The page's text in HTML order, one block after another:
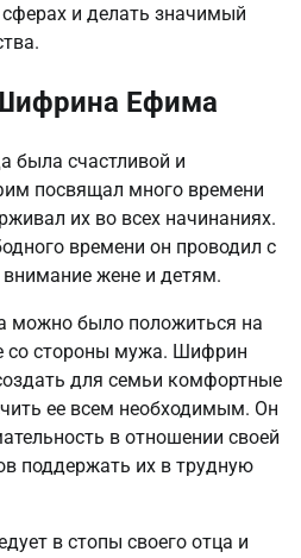
и делать значимый
Ефима
была счастливой и
посвящал много времени
их во всех начинаниях.
времени он проводил с
жене и детям.
можно было положиться на
со стороны мужа. Шифрин
для семьи комфортные
ее всем необходимым. Он
в отношении своей
поддержать их в трудную
в стопы своего отца и